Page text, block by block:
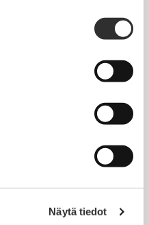
Näytä tiedot
muut työ- ja